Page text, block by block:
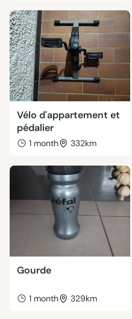
Vélo d'appartement et
pédalier
1 month 332km
Gourde
1 month 329km